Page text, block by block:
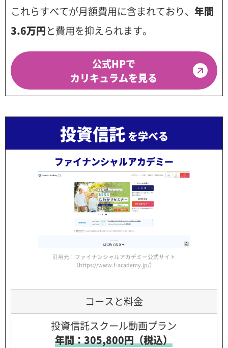
これらすべてが月額費用に含まれており、 年間
3.6万円と費用を抑えられます。
公式HPで
カリキュラムを見る
投資信託を学べる
ファイナンシャルアカデミー
引用元：ファイナンシャルアカデミー公式サイト
（https://www.f-academy.jp/）
コースと料金
投資信託スクール動画プラン
年間：305,800円（税込）